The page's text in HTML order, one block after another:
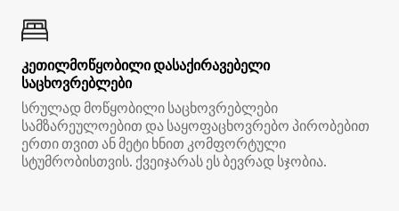
კეთილმოწყობილი დასაქირავებელი
საცხოვრებლები
სრულად მოწყობილი საცხოვრებლები
სამზარეულოებით და საყოფაცხოვრებო პირობებით
ერთი თვით ან მეტი ხნით კომფორტული
სტუმრობისთვის. ქვეიჯარას ეს ბევრად სჯობია.